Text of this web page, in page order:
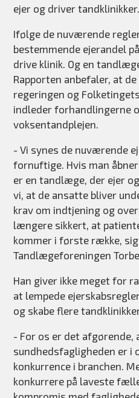
ejer og driver tandklinikker.
Ifølge de nuværende
bestemmende ejerandel
drive klinik. Og en
Rapporten anbefaler, at
regeringen og
indleder forhandlingerne
voksentandplejen.
- Vi synes de nuværende
fornuftige. Hvis man
er en tandlæge, der ejer
vi, at de ansatte bliver
krav om indtjening og
længere sikkert, at
kommer i første række,
Tandlægeforeningen
Han giver ikke meget for
at lempede
og skabe flere
- For os er det afgørende,
sundhedsfagligheden er i
konkurrence i branchen.
konkurrere på laveste